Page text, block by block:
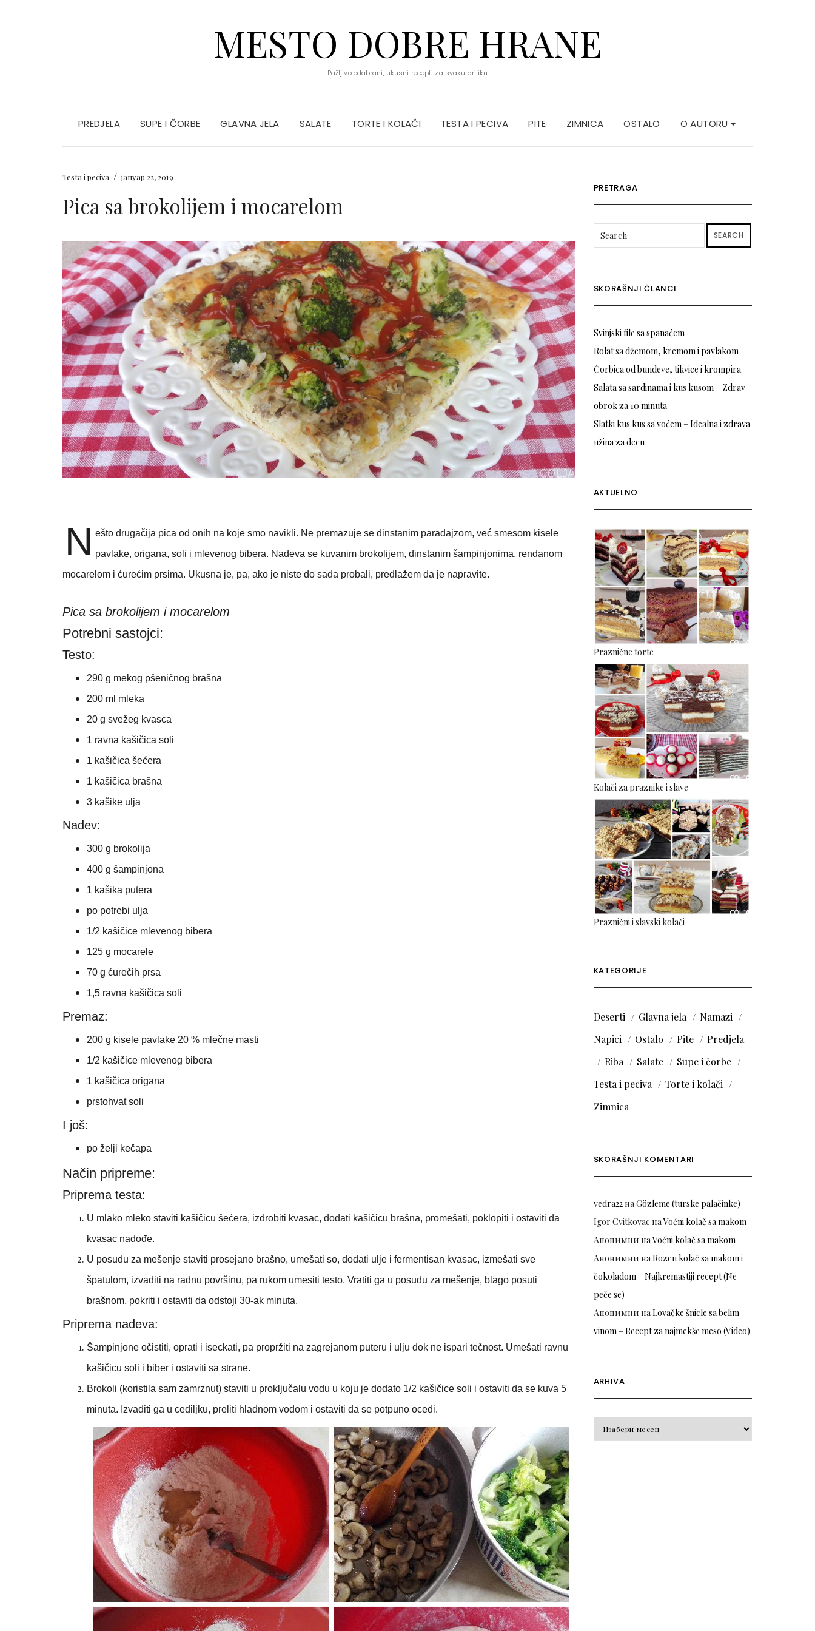
MESTO DOBRE HRANE
Pažljivo odabrani, ukusni recepti za svaku priliku
PREDJELA SUPE I ČORBE GLAVNA JELA SALATE TORTE I KOLAČI TESTA I PECIVA PITE ZIMNICA OSTALO O AUTORU
Testa i peciva / јануар 22, 2019
Pica sa brokolijem i mocarelom
N ešto drugačija pica od onih na koje smo navikli. Ne premazuje se dinstanim paradajzom, već smesom kisele
pavlake, origana, soli i mlevenog bibera. Nadeva se kuvanim brokolijem, dinstanim šampinjonima, rendanom
mocarelom i ćurećim prsima. Ukusna je, pa, ako je niste do sada probali, predlažem da je napravite.
Pica sa brokolijem i mocarelom
Potrebni sastojci:
Testo:
290 g mekog pšeničnog brašna
200 ml mleka
20 g svežeg kvasca
1 ravna kašičica soli
1 kašičica šećera
1 kašičica brašna
3 kašike ulja
Nadev:
300 g brokolija
400 g šampinjona
1 kašika putera
po potrebi ulja
1/2 kašičice mlevenog bibera
125 g mocarele
70 g ćurečih prsa
1,5 ravna kašičica soli
Premaz:
200 g kisele pavlake 20 % mlečne masti
1/2 kašičice mlevenog bibera
1 kašičica origana
prstohvat soli
I još:
po želji kečapa
Način pripreme:
Priprema testa:
U mlako mleko staviti kašičicu šećera, izdrobiti kvasac, dodati kašičicu brašna, promešati, poklopiti i ostaviti da
kvasac nadođe.
U posudu za mešenje staviti prosejano brašno, umešati so, dodati ulje i fermentisan kvasac, izmešati sve
špatulom, izvaditi na radnu površinu, pa rukom umesiti testo. Vratiti ga u posudu za mešenje, blago posuti
brašnom, pokriti i ostaviti da odstoji 30-ak minuta.
Priprema nadeva:
Šampinjone očistiti, oprati i iseckati, pa propržiti na zagrejanom puteru i ulju dok ne ispari tečnost. Umešati ravnu
kašičicu soli i biber i ostaviti sa strane.
Brokoli (koristila sam zamrznut) staviti u proključalu vodu u koju je dodato 1/2 kašičice soli i ostaviti da se kuva 5
minuta. Izvaditi ga u cediljku, preliti hladnom vodom i ostaviti da se potpuno ocedi.
PRETRAGA
SEARCH
SKORAŠNJI ČLANCI
Svinjski file sa spanaćem
Rolat sa džemom, kremom i pavlakom
Čorbica od bundeve, tikvice i krompira
Salata sa sardinama i kus kusom – Zdrav
obrok za 10 minuta
Slatki kus kus sa voćem – Idealna i zdrava
užina za decu
AKTUELNO
Praznične torte
Kolači za praznike i slave
Praznični i slavski kolači
KATEGORIJE
Deserti Glavna jela
Namazi
Napici
Ostalo Pite
Predjela
Riba
Salate
Supe i čorbe
Testa i peciva
Torte i kolači
Zimnica
SKORAŠNJI KOMENTARI
vedra22наGözleme (turske palačinke)
Igor Cvitkovac наVoćni kolač sa makom
Анонимни наVoćni kolač sa makom
Анонимни наRozen kolač sa makom i
čokoladom – Najkremastiji recept (Ne
peče se)
Анонимни наLovačke šnicle sa belim
vinom – Recept za najmekše meso (Video)
ARHIVA